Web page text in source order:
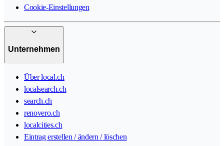
Cookie-Einstellungen
Unternehmen
Über local.ch
localsearch.ch
search.ch
renovero.ch
localcities.ch
Eintrag erstellen / ändern / löschen